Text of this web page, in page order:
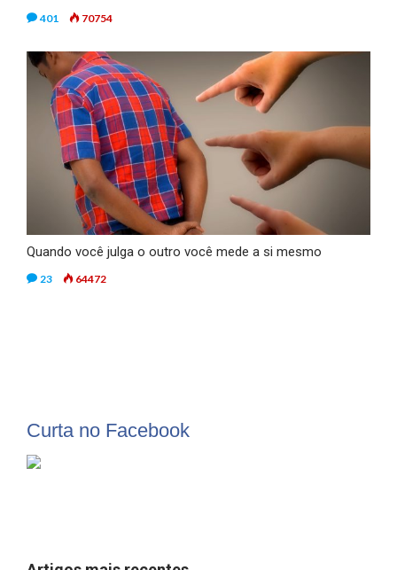
401 70754
Quando você julga o outro você mede a si mesmo
23 64472
Curta no Facebook